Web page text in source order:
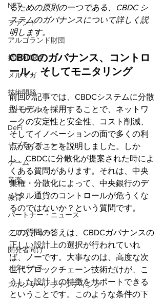
NFT
ファンド
アルゴランド財団
持続可能性
メルマガ
技術開発
ガバナンス
DeFi
サプライチェーン
ゲーム
音楽
教育
パートナー・ニュース
クロスチェーン
開発者向け
メタバース
スポンサー／ファンディング
るための原則の一つである、CBDC シ
ステムのガバナンスについて詳しく説
明します。
CBDCのガバナンス、コントロ
ール、そしてモニタリング
前回の記事では、CBDCシステムに分散
型モデルを採用することで、ネットワ
ークの安定性と安全性、コスト削減、
そしてイノベーションの面で多くの利
点があることを説明しました。しか
し、CBDCに分散化が提案された時によ
くある質問があります。それは、中央
集権・分散化によって、中央銀行のデ
ジタル通貨のコントロールが危うくな
るのではないか？という質問です。
この質問の答えは、CBDCガバナンスの
正しい設計上の選択が行われていれ
ば、ノーです。大事なのは、高度な次
世代ブロックチェーン技術だけが、こ
うした設計上の特徴をサポートできる
ということです。このような条件の下